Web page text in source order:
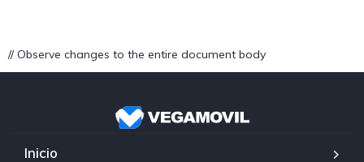
// Observe changes to the entire document body
Inicio